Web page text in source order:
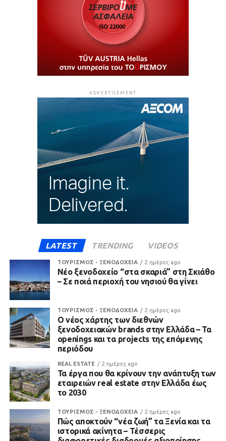
ADVERTISEMENT
LATEST TRENDING VIDEOS
ΤΟΥΡΙΣΜΟΣ - ΞΕΝΟΔΟΧΕΙΑ 2 ημέρες ago
Νέο ξενοδοχείο “στα σκαριά” στη Σκιάθο
– Σε ποιά περιοχή του νησιού θα γίνει
ΤΟΥΡΙΣΜΟΣ - ΞΕΝΟΔΟΧΕΙΑ 2 ημέρες ago
Ο νέος χάρτης των διεθνών
ξενοδοχειακών brands στην Ελλάδα – Τα
openings και τα projects της επόμενης
περιόδου
REAL ESTATE 2 ημέρες ago
Τα έργα που θα κρίνουν την ανάπτυξη των
εταιρειών real estate στην Ελλάδα έως
το 2030
ΤΟΥΡΙΣΜΟΣ - ΞΕΝΟΔΟΧΕΙΑ 2 ημέρες ago
Πώς αποκτούν “νέα ζωή” τα Ξενία και τα
ιστορικά ακίνητα – Τέσσερις